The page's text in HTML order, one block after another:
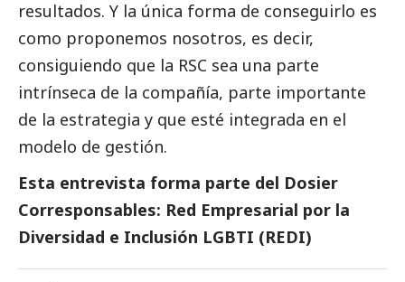
resultados. Y la única forma de conseguirlo es
como proponemos nosotros, es decir,
consiguiendo que la RSC sea una parte
intrínseca de la compañía, parte importante
de la estrategia y que esté integrada en el
modelo de gestión.
Esta entrevista forma parte del Dosier
Corresponsables: Red Empresarial por la
Diversidad e Inclusión LGBTI (REDI)